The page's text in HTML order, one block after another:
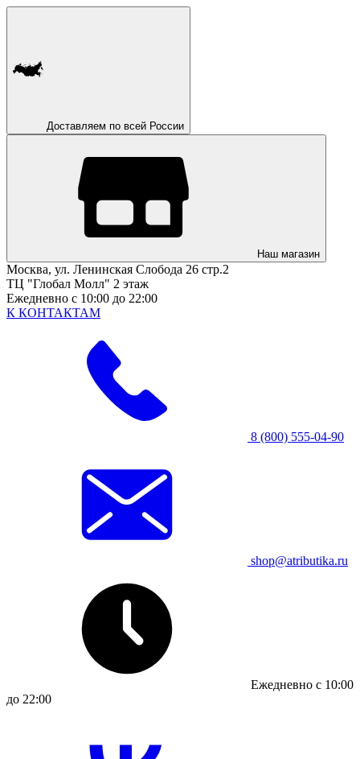
Доставляем по всей России
Наш магазин
Москва, ул. Ленинская Слобода 26 стр.2
ТЦ "Глобал Молл" 2 этаж
Ежедневно с 10:00 до 22:00
К КОНТАКТАМ
8 (800) 555-04-90
shop@atributika.ru
Ежедневно с 10:00
до 22:00